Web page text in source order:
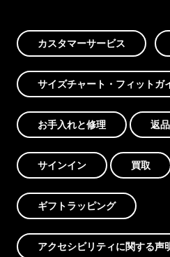
カスタマーサービス
サイズチャート・フィットガ
お手入れと修理 返
サインイン 買取
ギフトラッピング
アクセシビリティに関する声